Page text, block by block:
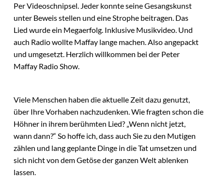
Per Videoschnipsel. Jeder konnte seine Gesangskunst
unter Beweis stellen und eine Strophe beitragen. Das
Lied wurde ein Megaerfolg. Inklusive Musikvideo. Und
auch Radio wollte Maffay lange machen. Also angepackt
und umgesetzt. Herzlich willkommen bei der Peter
Maffay Radio Show.
Viele Menschen haben die aktuelle Zeit dazu genutzt,
über Ihre Vorhaben nachzudenken. Wie fragten schon die
Höhner in ihrem berühmten Lied? „Wenn nicht jetzt,
wann dann?“ So hoffe ich, dass auch Sie zu den Mutigen
zählen und lang geplante Dinge in die Tat umsetzen und
sich nicht von dem Getöse der ganzen Welt ablenken
lassen.